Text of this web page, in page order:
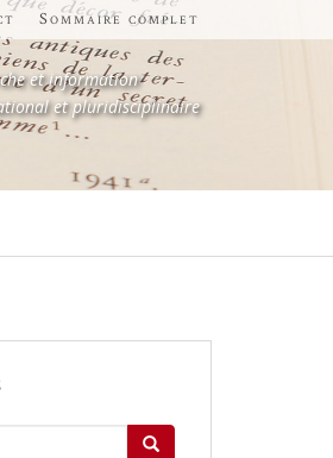
Sommaire complet
et information
et pluridisciplinaire